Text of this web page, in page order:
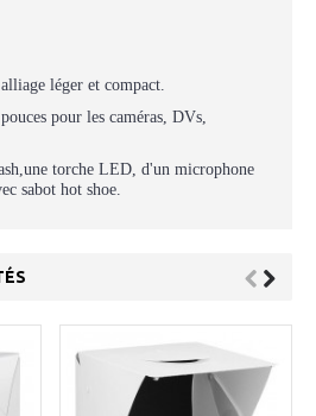
léger et compact.
pour les caméras, DVs,
torche LED, d'un microphone
sabot hot shoe.